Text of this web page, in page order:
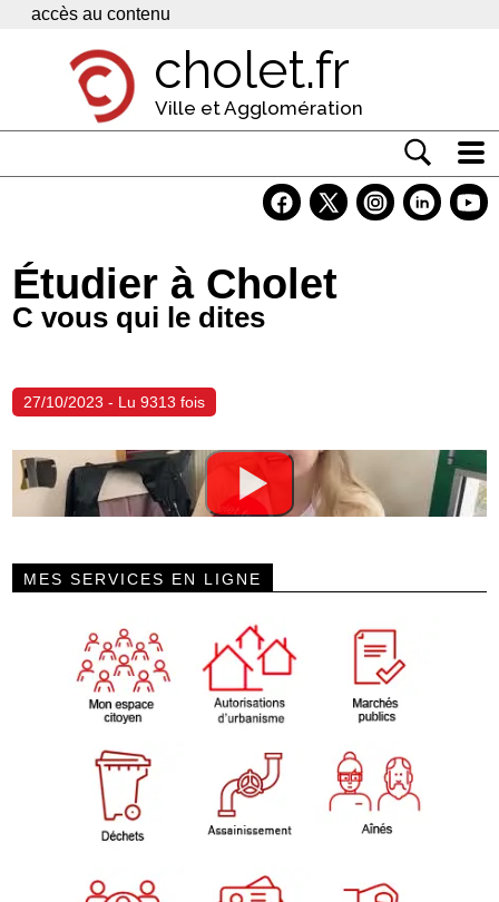
Panneau de gestion des cookies
accès au contenu
cholet.fr
Ville et Agglomération
Economie
Étudier à Cholet
C vous qui le dites
27/10/2023 - Lu 9313 fois
MES SERVICES EN LIGNE